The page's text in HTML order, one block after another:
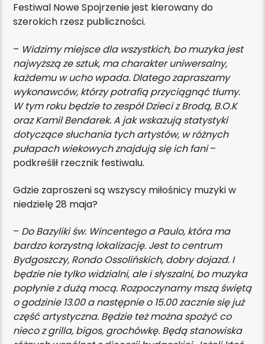
Festiwal Nowe Spojrzenie jest kierowany do
szerokich rzesz publiczności.
– Widzimy miejsce dla wszystkich, bo muzyka jest
najwyższą ze sztuk, ma charakter uniwersalny,
każdemu w ucho wpada. Dlatego zapraszamy
wykonawców, którzy potrafią przyciągnąć tłumy.
W tym roku będzie to zespół Dzieci z Brodą, B.O.K
oraz Kamil Bendarek. A jak wskazują statystyki
dotyczące słuchania tych artystów, w różnych
pułapach wiekowych znajdują się ich fani–
podkreślił rzecznik festiwalu.
Gdzie zaproszeni są wszyscy miłośnicy muzyki w
niedzielę 28 maja?
– Do Bazyliki św. Wincentego a Paulo, która ma
bardzo korzystną lokalizację. Jest to centrum
Bydgoszczy, Rondo Ossolińskich, dobry dojazd. I
będzie nie tylko widzialni, ale i słyszalni, bo muzyka
popłynie z dużą mocą. Rozpoczynamy mszą świętą
o godzinie 13.00 a następnie o 15.00 zacznie się już
część artystyczna. Będzie też można spożyć co
nieco z grilla, bigos, grochówkę. Będą stanowiska